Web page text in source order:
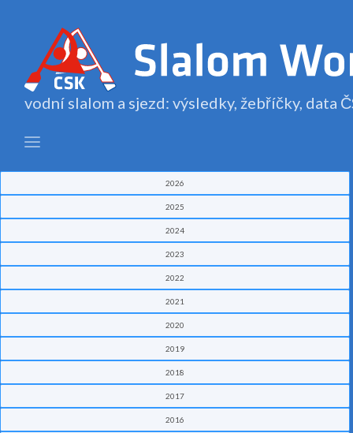
vodní slalom a sjezd: výsledky, žebříčky, data
2026
2025
2024
2023
2022
2021
2020
2019
2018
2017
2016